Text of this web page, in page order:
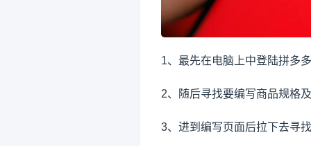
1、最先在电脑上中登陆拼多
2、随后寻找要编写商品规格
3、进到编写页面后拉下去寻